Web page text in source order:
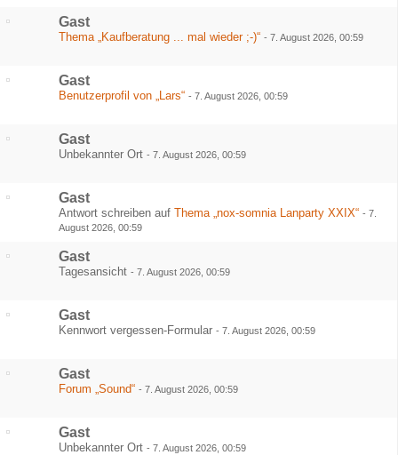
Gast
Thema „Kaufberatung ... mal wieder ;-)“ - 7. August 2026, 00:59
Gast
Benutzerprofil von „Lars“ - 7. August 2026, 00:59
Gast
Unbekannter Ort - 7. August 2026, 00:59
Gast
Antwort schreiben auf Thema „nox-somnia Lanparty XXIX“ - 7.
August 2026, 00:59
Gast
Tagesansicht - 7. August 2026, 00:59
Gast
Kennwort vergessen-Formular - 7. August 2026, 00:59
Gast
Forum „Sound“ - 7. August 2026, 00:59
Gast
Unbekannter Ort - 7. August 2026, 00:59